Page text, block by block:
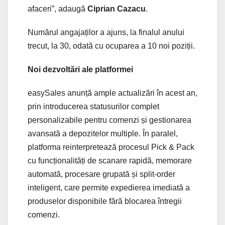
afaceri”, adaugă Ciprian Cazacu.
Numărul angajaților a ajuns, la finalul anului
trecut, la 30, odată cu ocuparea a 10 noi poziții.
Noi dezvoltări ale platformei
easySales anunță ample actualizări în acest an,
prin introducerea statusurilor complet
personalizabile pentru comenzi și gestionarea
avansată a depozitelor multiple. În paralel,
platforma reinterpretează procesul Pick & Pack
cu funcționalități de scanare rapidă, memorare
automată, procesare grupată și split-order
inteligent, care permite expedierea imediată a
produselor disponibile fără blocarea întregii
comenzi.